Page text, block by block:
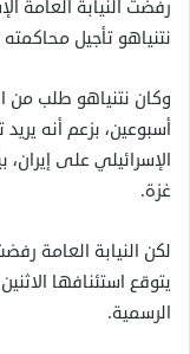
رفضت النيابة العامة
نتنياهو تأجيل
وكان نتنياهو طلب من
أسبوعين، بزعم أنه
الإسرائيلي على إيران،
غزة.
لكن النيابة العامة
يتوقع استئنافها
الرسمية.